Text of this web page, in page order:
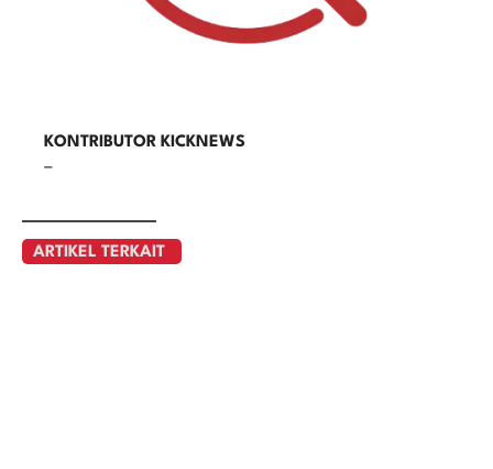
KONTRIBUTOR KICKNEWS
–
ARTIKEL TERKAIT